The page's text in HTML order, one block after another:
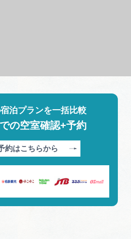
泊プランを一括比較
の空室確認+予約
約はこちらから